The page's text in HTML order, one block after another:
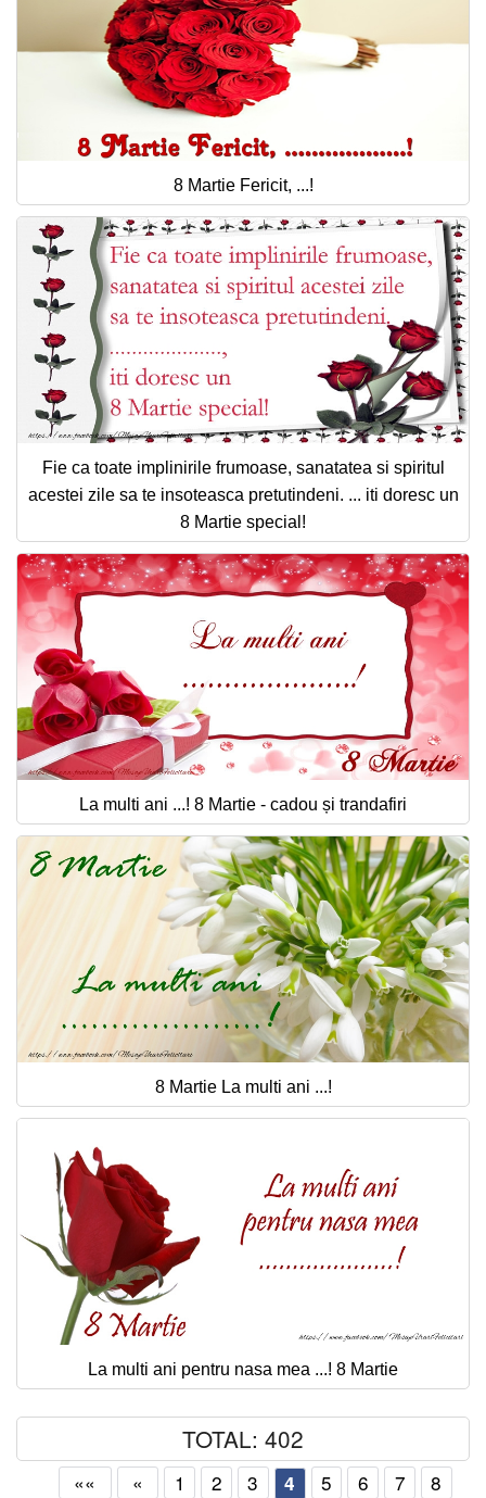
8 Martie Fericit, ...!
Fie ca toate implinirile frumoase, sanatatea si spiritul
acestei zile sa te insoteasca pretutindeni. ... iti doresc un
8 Martie special!
La multi ani ...! 8 Martie - cadou și trandafiri
8 Martie La multi ani ...!
La multi ani pentru nasa mea ...! 8 Martie
TOTAL: 402
«« « 1 2 3 4 5 6 7
8